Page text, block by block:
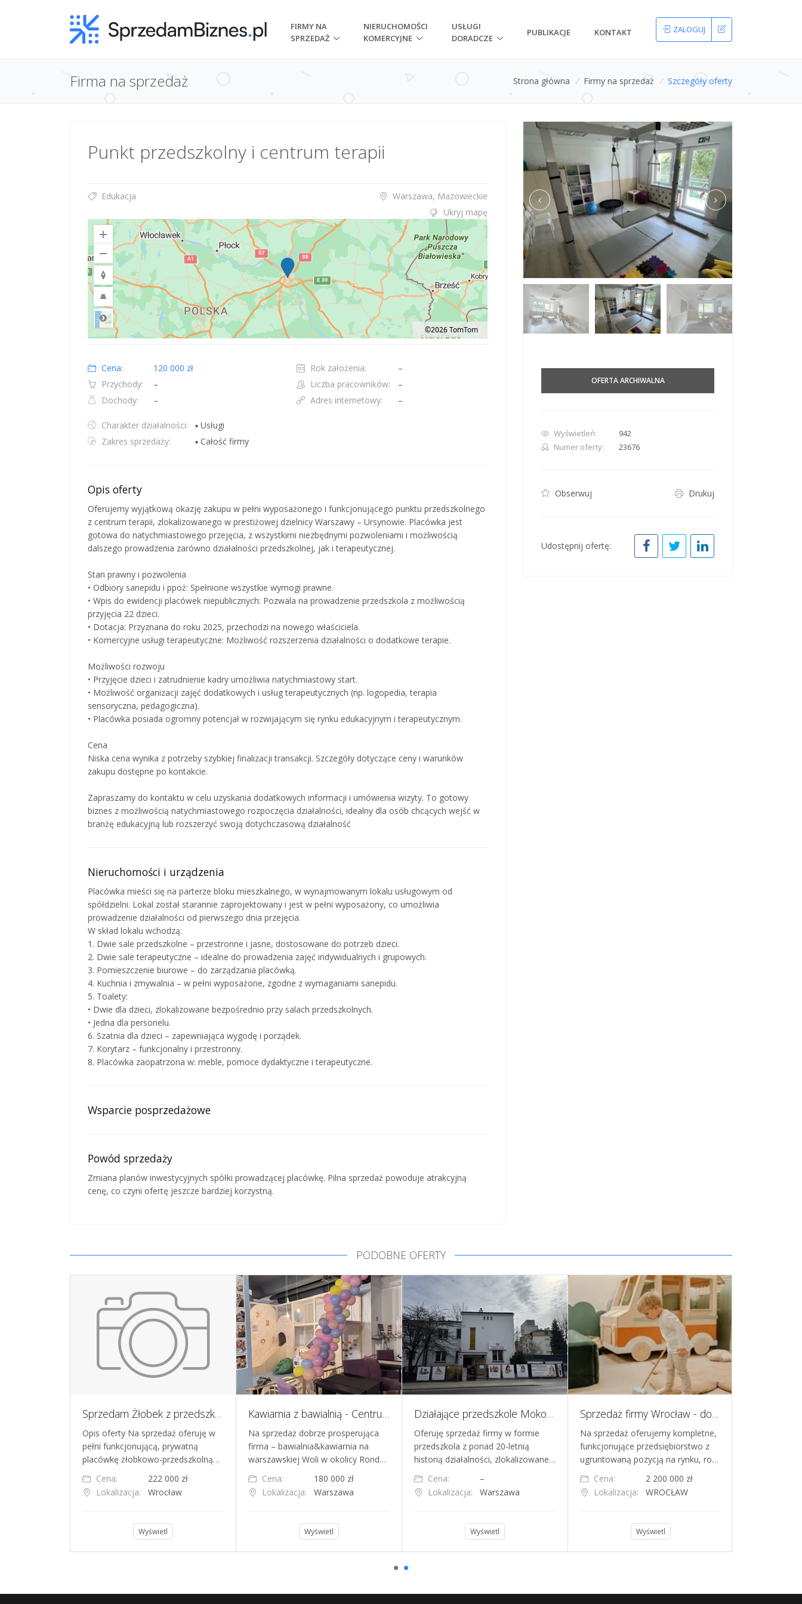
FIRMY NA
SPRZEDAŻ
NIERUCHOMOŚCI
KOMERCYJNE
USŁUGI
DORADCZE
PUBLIKACJE KONTAKT ZALOGUJ
Firma na sprzedaż Strona główna / Firmy na sprzedaż / Szczegóły oferty
Punkt przedszkolny i centrum terapii
Edukacja
Warszawa, Mazowieckie
Ukryj mapę
Road
©2026 TomTom
Cena:
120 000 zł
Przychody:
–
Dochody:
–
Rok założenia:
–
Liczba pracowników:
–
Adres internetowy:
–
Charakter działalności:
▪ Usługi
Zakres sprzedaży:
▪ Całość firmy
Opis oferty
Oferujemy wyjątkową okazję zakupu w pełni wyposażonego i funkcjonującego punktu przedszkolnego
z centrum terapii, zlokalizowanego w prestiżowej dzielnicy Warszawy – Ursynowie. Placówka jest
gotowa do natychmiastowego przejęcia, z wszystkimi niezbędnymi pozwoleniami i możliwością
dalszego prowadzenia zarówno działalności przedszkolnej, jak i terapeutycznej.
Stan prawny i pozwolenia
• Odbiory sanepidu i ppoż: Spełnione wszystkie wymogi prawne.
• Wpis do ewidencji placówek niepublicznych: Pozwala na prowadzenie przedszkola z możliwością
przyjęcia 22 dzieci.
• Dotacja: Przyznana do roku 2025, przechodzi na nowego właściciela.
• Komercyjne usługi terapeutyczne: Możliwość rozszerzenia działalności o dodatkowe terapie.
Możliwości rozwoju
• Przyjęcie dzieci i zatrudnienie kadry umożliwia natychmiastowy start.
• Możliwość organizacji zajęć dodatkowych i usług terapeutycznych (np. logopedia, terapia
sensoryczna, pedagogiczna).
• Placówka posiada ogromny potencjał w rozwijającym się rynku edukacyjnym i terapeutycznym.
Cena
Niska cena wynika z potrzeby szybkiej finalizacji transakcji. Szczegóły dotyczące ceny i warunków
zakupu dostępne po kontakcie.
Zapraszamy do kontaktu w celu uzyskania dodatkowych informacji i umówienia wizyty. To gotowy
biznes z możliwością natychmiastowego rozpoczęcia działalności, idealny dla osób chcących wejść w
branżę edukacyjną lub rozszerzyć swoją dotychczasową działalność
Nieruchomości i urządzenia
Placówka mieści się na parterze bloku mieszkalnego, w wynajmowanym lokalu usługowym od
spółdzielni. Lokal został starannie zaprojektowany i jest w pełni wyposażony, co umożliwia
prowadzenie działalności od pierwszego dnia przejęcia.
W skład lokalu wchodzą:
1. Dwie sale przedszkolne – przestronne i jasne, dostosowane do potrzeb dzieci.
2. Dwie sale terapeutyczne – idealne do prowadzenia zajęć indywidualnych i grupowych.
3. Pomieszczenie biurowe – do zarządzania placówką.
4. Kuchnia i zmywalnia – w pełni wyposażone, zgodne z wymaganiami sanepidu.
5. Toalety:
• Dwie dla dzieci, zlokalizowane bezpośrednio przy salach przedszkolnych.
• Jedna dla personelu.
6. Szatnia dla dzieci – zapewniająca wygodę i porządek.
7. Korytarz – funkcjonalny i przestronny.
8. Placówka zaopatrzona w: meble, pomoce dydaktyczne i terapeutyczne.
Wsparcie posprzedażowe
Powód sprzedaży
Zmiana planów inwestycyjnych spółki prowadzącej placówkę. Pilna sprzedaż powoduje atrakcyjną
cenę, co czyni ofertę jeszcze bardziej korzystną.
OFERTA ARCHIWALNA
Wyświetleń:
942
Numer oferty:
23676
Obserwuj Drukuj
Udostępnij ofertę:
PODOBNE OFERTY
Sprzedam Żłobek z przedszkolem w centrum Wrocławia
Opis oferty Na sprzedaż oferuję w
pełni funkcjonującą, prywatną
placówkę żłobkowo-przedszkolną…
Cena:
222 000 zł
Lokalizacja:
Wrocław
Wyświetl
Kawiarnia z bawialnią - Centrum/Wola
Na sprzedaż dobrze prosperująca
firma – bawialnia&kawiarnia na
warszawskiej Woli w okolicy Rond…
Cena:
180 000 zł
Lokalizacja:
Warszawa
Wyświetl
Działające przedszkole Mokotów
Oferuję sprzedaż firmy w formie
przedszkola z ponad 20-letnią
historią działalności, zlokalizowane…
Cena:
–
Lokalizacja:
Warszawa
Wyświetl
Sprzedaż firmy Wrocław - dochodowa sala zabaw i centrum rozrywki rodzinnej z zapleczem franczyzowym
Na sprzedaż oferujemy kompletne,
funkcjonujące przedsiębiorstwo z
ugruntowaną pozycją na rynku, ro…
Cena:
2 200 000 zł
Lokalizacja:
WROCŁAW
Wyświetl